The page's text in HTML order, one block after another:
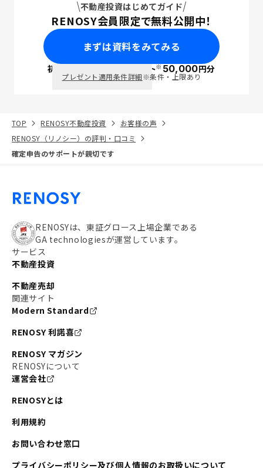
不動産投資はじめてガイド
RENOSY会員限定で無料公開中！
まずは資料をみてみる
初回面談で ポイント※50,000円分
プレゼント適用条件詳細※条件・上限あり
TOP RENOSY不動産投資
お客様の声
RENOSY（リノシー）の評判・口コミ
確定申告のサポートが親切です
RENOSYは、東証グロース上場企業である
GA technologiesが運営しています。
サービス
不動産投資
不動産売却
関連サイト
Modern Standard
RENOSY 利諾喜
RENOSY マガジン
RENOSYについて
運営会社
RENOSYとは
利用規約
お問い合わせ窓口
プライバシーポリシー及び個人情報のお取扱いについて